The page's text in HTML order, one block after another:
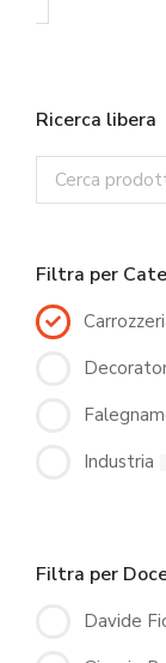
Ricerca libera
Filtra per
Industria
Filtra per
Davide